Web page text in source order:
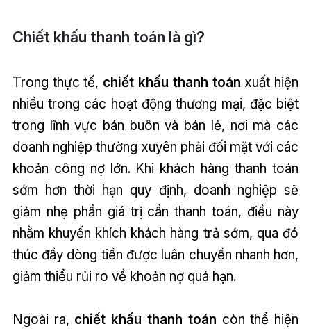
Chiết khấu thanh toán là gì?
Trong thực tế, chiết khấu thanh toán xuất hiện
nhiều trong các hoạt động thương mại, đặc biệt
trong lĩnh vực bán buôn và bán lẻ, nơi mà các
doanh nghiệp thường xuyên phải đối mặt với các
khoản công nợ lớn. Khi khách hàng thanh toán
sớm hơn thời hạn quy định, doanh nghiệp sẽ
giảm nhẹ phần giá trị cần thanh toán, điều này
nhằm khuyến khích khách hàng trả sớm, qua đó
thúc đẩy dòng tiền được luân chuyển nhanh hơn,
giảm thiểu rủi ro về khoản nợ quá hạn.
Ngoài ra, chiết khấu thanh toán còn thể hiện